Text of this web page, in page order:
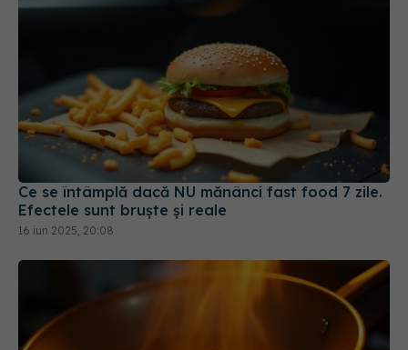
Ce se întâmplă dacă NU mănânci fast food 7 zile.
Efectele sunt bruște și reale
16 iun 2025, 20:08